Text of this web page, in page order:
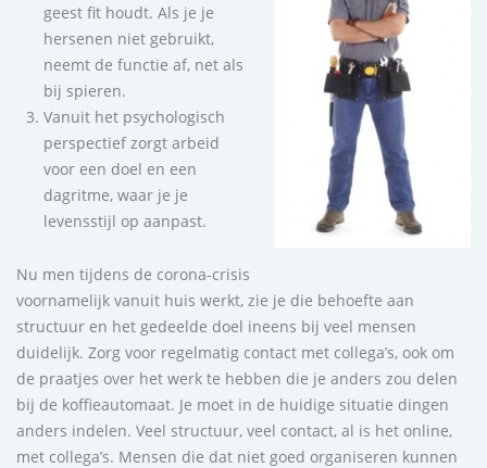
geest fit houdt. Als je je
hersenen niet gebruikt,
neemt de functie af, net als
bij spieren.
Vanuit het psychologisch
perspectief zorgt arbeid
voor een doel en een
dagritme, waar je je
levensstijl op aanpast.
Nu men tijdens de corona-crisis
voornamelijk vanuit huis werkt, zie je die behoefte aan
structuur en het gedeelde doel ineens bij veel mensen
duidelijk. Zorg voor regelmatig contact met collega’s, ook om
de praatjes over het werk te hebben die je anders zou delen
bij de koffieautomaat. Je moet in de huidige situatie dingen
anders indelen. Veel structuur, veel contact, al is het online,
met collega’s. Mensen die dat niet goed organiseren kunnen